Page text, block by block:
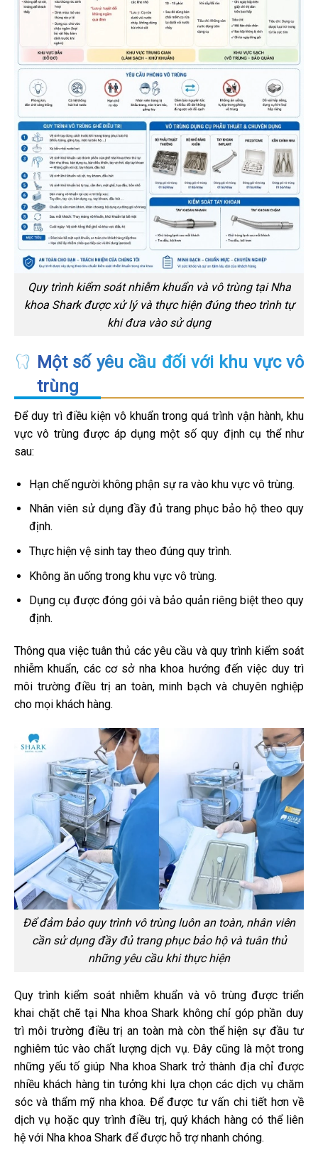
Quy trình kiểm soát nhiễm khuẩn và vô trùng tại Nha
khoa Shark được xử lý và thực hiện đúng theo trình tự
khi đưa vào sử dụng
Một số yêu cầu đối với khu vực vô
trùng
Để duy trì điều kiện vô khuẩn trong quá trình vận hành, khu
vực vô trùng được áp dụng một số quy định cụ thể như
sau:
Hạn chế người không phận sự ra vào khu vực vô trùng.
Nhân viên sử dụng đầy đủ trang phục bảo hộ theo quy
định.
Thực hiện vệ sinh tay theo đúng quy trình.
Không ăn uống trong khu vực vô trùng.
Dụng cụ được đóng gói và bảo quản riêng biệt theo quy
định.
Thông qua việc tuân thủ các yêu cầu và quy trình kiểm soát
nhiễm khuẩn, các cơ sở nha khoa hướng đến việc duy trì
môi trường điều trị an toàn, minh bạch và chuyên nghiệp
cho mọi khách hàng.
Để đảm bảo quy trình vô trùng luôn an toàn, nhân viên
cần sử dụng đầy đủ trang phục bảo hộ và tuân thủ
những yêu cầu khi thực hiện
Quy trình kiểm soát nhiễm khuẩn và vô trùng được triển
khai chặt chẽ tại Nha khoa Shark không chỉ góp phần duy
trì môi trường điều trị an toàn mà còn thể hiện sự đầu tư
nghiêm túc vào chất lượng dịch vụ. Đây cũng là một trong
những yếu tố giúp Nha khoa Shark trở thành địa chỉ được
nhiều khách hàng tin tưởng khi lựa chọn các dịch vụ chăm
sóc và thẩm mỹ nha khoa. Để được tư vấn chi tiết hơn về
dịch vụ hoặc quy trình điều trị, quý khách hàng có thể liên
hệ với Nha khoa Shark để được hỗ trợ nhanh chóng.